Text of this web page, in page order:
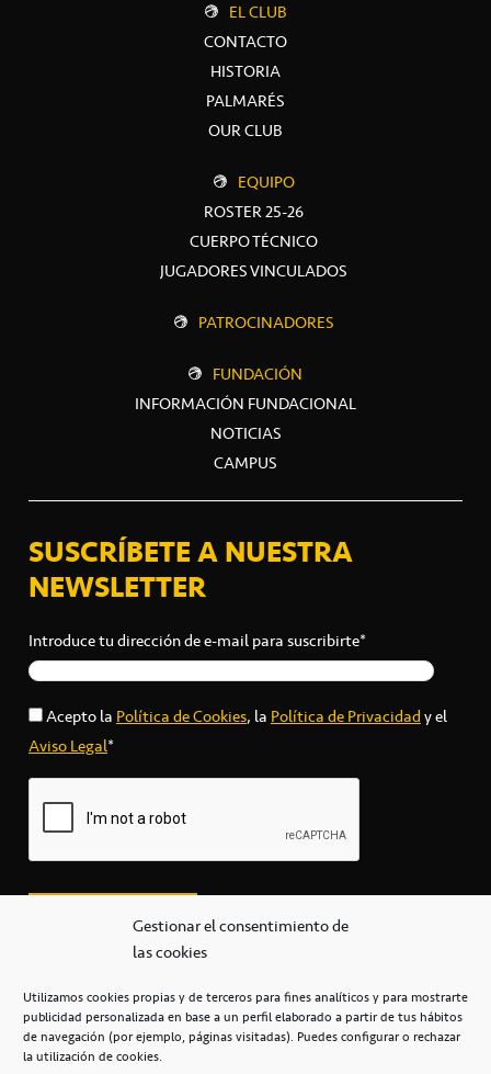
Gestionar el consentimiento de
las cookies
Utilizamos cookies propias y de terceros para fines analíticos y para mostrarte
publicidad personalizada en base a un perfil elaborado a partir de tus hábitos
de navegación (por ejemplo, páginas visitadas). Puedes configurar o rechazar
la utilización de cookies.
EL CLUB
CONTACTO
HISTORIA
PALMARÉS
OUR CLUB
EQUIPO
ROSTER 25-26
CUERPO TÉCNICO
JUGADORES VINCULADOS
PATROCINADORES
FUNDACIÓN
INFORMACIÓN FUNDACIONAL
NOTICIAS
CAMPUS
SUSCRÍBETE A NUESTRA
NEWSLETTER
Introduce tu dirección de e-mail para suscribirte*
Acepto laPolítica de Cookies, laPolítica de Privacidady el
Aviso Legal*
secretaria@cbcanarias.es
+34 922 253 684